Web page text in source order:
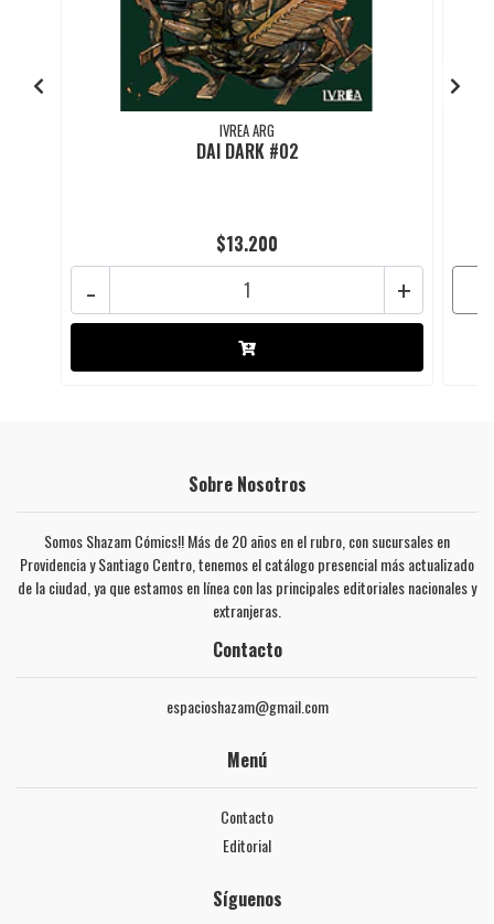
IVREA ARG
DAI DARK #02
$13.200
+
-
Sobre Nosotros
Somos Shazam Cómics!! Más de 20 años en el rubro, con sucursales en
Providencia y Santiago Centro, tenemos el catálogo presencial más actualizado
de la ciudad, ya que estamos en línea con las principales editoriales nacionales y
extranjeras.
Contacto
espacioshazam@gmail.com
Menú
Contacto
Editorial
Síguenos